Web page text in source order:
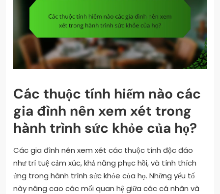
Các thuộc tính hiếm nào các
gia đình nên xem xét trong
hành trình sức khỏe của họ?
Các gia đình nên xem xét các thuộc tính độc đáo
như trí tuệ cảm xúc, khả năng phục hồi, và tính thích
ứng trong hành trình sức khỏe của họ. Những yếu tố
này nâng cao các mối quan hệ giữa các cá nhân và